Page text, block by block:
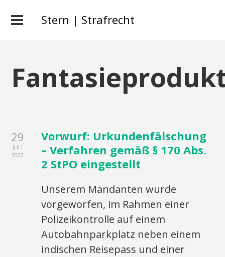
Stern | Strafrecht
29
JULI
2022
Vorwurf: Urkundenfälschung
– Verfahren gemäß § 170 Abs.
2 StPO eingestellt
Unserem Mandanten wurde
vorgeworfen, im Rahmen einer
Polizeikontrolle auf einem
Autobahnparkplatz neben einem
indischen Reisepass und einer